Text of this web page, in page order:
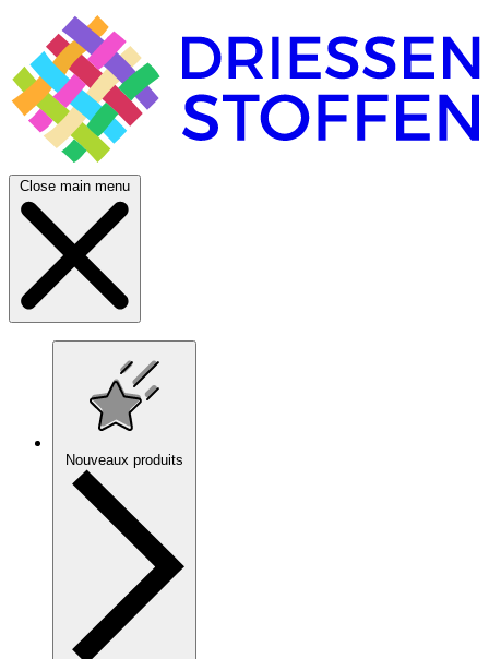
Close main menu
Nouveaux produits